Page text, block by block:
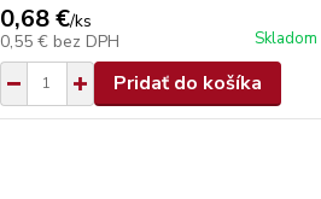
0,68 €/ks
0,55 € bez DPH Skladom
Pridať do košíka